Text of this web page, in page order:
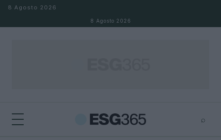
Salta al contenuto
8 Agosto 2026
8 Agosto 2026
⌕